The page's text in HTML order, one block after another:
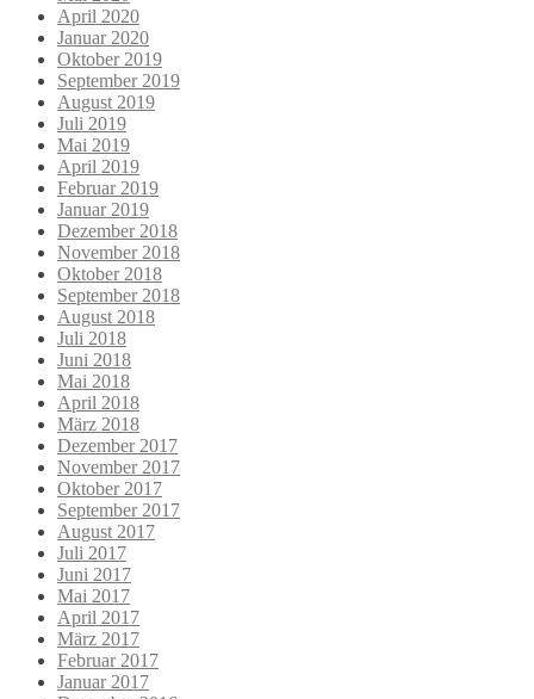
April 2020
Januar 2020
Oktober 2019
September 2019
August 2019
Juli 2019
Mai 2019
April 2019
Februar 2019
Januar 2019
Dezember 2018
November 2018
Oktober 2018
September 2018
August 2018
Juli 2018
Juni 2018
Mai 2018
April 2018
März 2018
Dezember 2017
November 2017
Oktober 2017
September 2017
August 2017
Juli 2017
Juni 2017
Mai 2017
April 2017
März 2017
Februar 2017
Januar 2017